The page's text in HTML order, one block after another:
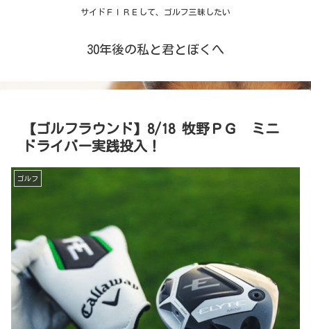
サイドＦＩＲＥして、ゴルフ三昧したい
30年後の私と君とぼくへ
【ゴルフラウンド】8/18 牧野ＰＧ ミニ
ドライバー実践投入！
ゴルフ